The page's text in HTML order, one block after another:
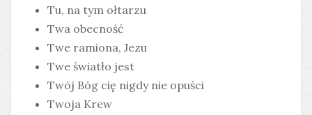
Tu, na tym ołtarzu
Twa obecność
Twe ramiona, Jezu
Twe światło jest
Twój Bóg cię nigdy nie opuści
Twoja Krew